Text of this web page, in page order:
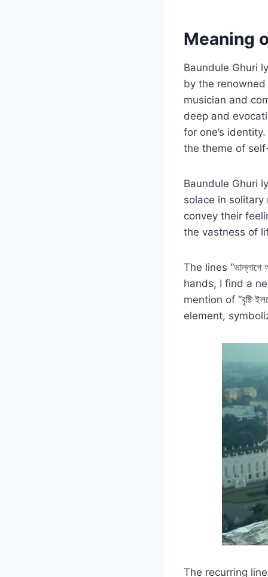
Meaning
Baundule Ghuri
by the
musician and
deep and
for one’s
the theme of
Baundule Ghuri
solace in
convey their
the vastness of
The lines “ভাল্লাগে
hands, I find a
mention of “বৃষ্টি
element,
The recurring line